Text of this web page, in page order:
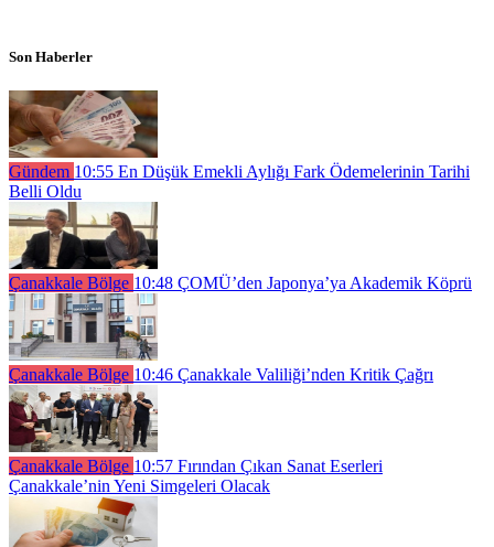
Son Haberler
Gündem 10:55 En Düşük Emekli Aylığı Fark Ödemelerinin Tarihi
Belli Oldu
Çanakkale Bölge 10:48 ÇOMÜ’den Japonya’ya Akademik Köprü
Çanakkale Bölge 10:46 Çanakkale Valiliği’nden Kritik Çağrı
Çanakkale Bölge 10:57 Fırından Çıkan Sanat Eserleri
Çanakkale’nin Yeni Simgeleri Olacak